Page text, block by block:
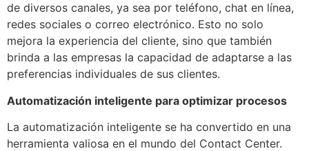
de diversos canales, ya sea por teléfono, chat en línea,
redes sociales o correo electrónico. Esto no solo
mejora la experiencia del cliente, sino que también
brinda a las empresas la capacidad de adaptarse a las
preferencias individuales de sus clientes.
Automatización inteligente para optimizar procesos
La automatización inteligente se ha convertido en una
herramienta valiosa en el mundo del Contact Center.